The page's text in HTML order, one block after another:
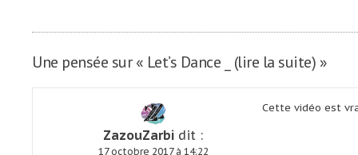
l’article
Une pensée sur « Let’s Dance _ (lire la suite) »
ZazouZarbi dit :
17 octobre 2017 à 14:22
Cette vidéo est